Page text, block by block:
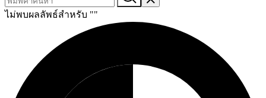
ไม่พบผลลัพธ์สำหรับ ""